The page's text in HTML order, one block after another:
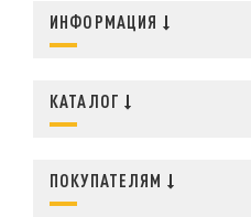
ИНФОРМАЦИЯ
КАТАЛОГ
ПОКУПАТЕЛЯМ